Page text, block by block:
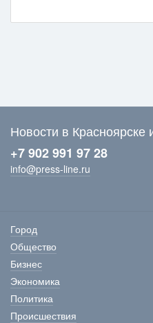
Новости в Красноярске
+7 902 991 97 28
info@press-line.ru
Город
Общество
Бизнес
Экономика
Политика
Происшествия